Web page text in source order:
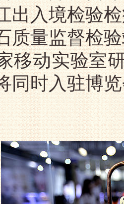
出入境检验
质量监督检
移动实验室
同时入驻博